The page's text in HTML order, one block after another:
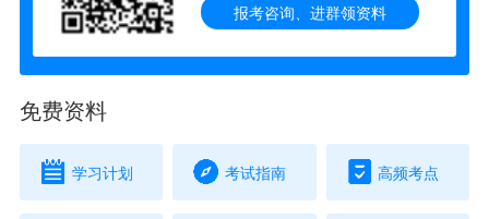
报考咨询、进群领资料
免费资料
学习计划 考试指南 高频考点